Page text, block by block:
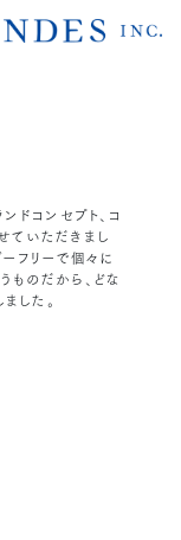
ドコンセプト、コ
ていただきまし
フリーで個々に
ものだから、どな
した。